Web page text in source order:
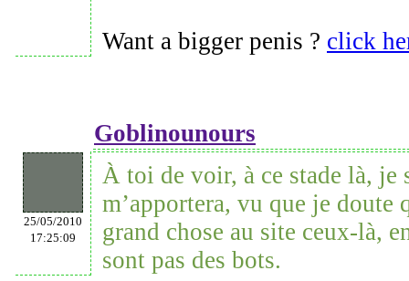
Want a bigger penis ? click
Goblinounours
25/05/2010
17:25:09
À toi de voir, à ce stade là, je
m’apportera, vu que je doute
grand chose au site ceux-là,
sont pas des bots.